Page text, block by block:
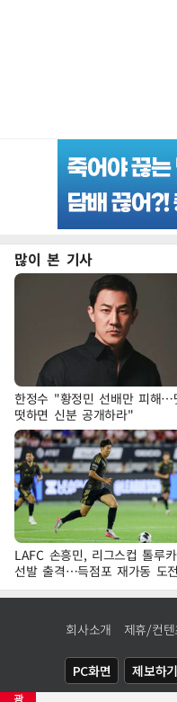
광
많이 본 기사
한정수 "황정민 선배만 피해…
떳하면 신분 공개하라"
LAFC 손흥민, 리그스컵 톨루
선발 출격…득점포 재가동 도전
회사소개 제휴/컨
PC화면 제보하기